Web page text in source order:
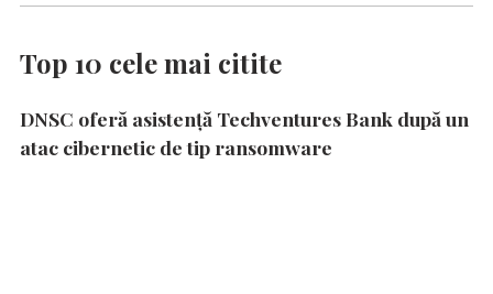
Top 10 cele mai citite
DNSC oferă asistență Techventures Bank după un
atac cibernetic de tip ransomware